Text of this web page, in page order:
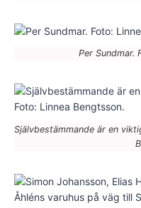
Per Sundmar.
Självbestämmande är en